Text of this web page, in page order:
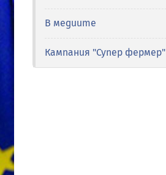
В медиите
Кампания "Супер фермер"